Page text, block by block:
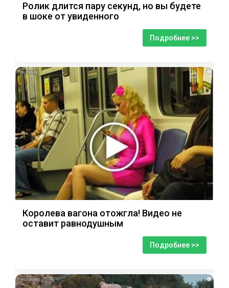
Ролик длится пару секунд, но вы будете
в шоке от увиденного
Подробнее >>
i
Королева вагона отожгла! Видео не
оставит равнодушным
Подробнее >>
i